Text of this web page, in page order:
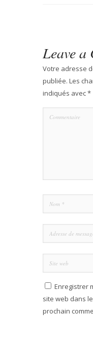
Leave a
Votre adresse
publiée. Les
indiqués avec*
Enregistrer
site web dans
prochain